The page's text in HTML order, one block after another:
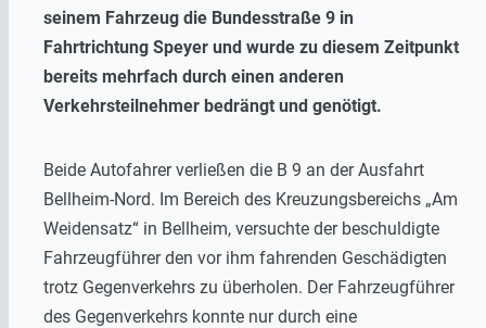
seinem Fahrzeug die Bundesstraße 9 in
Fahrtrichtung Speyer und wurde zu diesem Zeitpunkt
bereits mehrfach durch einen anderen
Verkehrsteilnehmer bedrängt und genötigt.
Beide Autofahrer verließen die B 9 an der Ausfahrt
Bellheim-Nord. Im Bereich des Kreuzungsbereichs „Am
Weidensatz“ in Bellheim, versuchte der beschuldigte
Fahrzeugführer den vor ihm fahrenden Geschädigten
trotz Gegenverkehrs zu überholen. Der Fahrzeugführer
des Gegenverkehrs konnte nur durch eine